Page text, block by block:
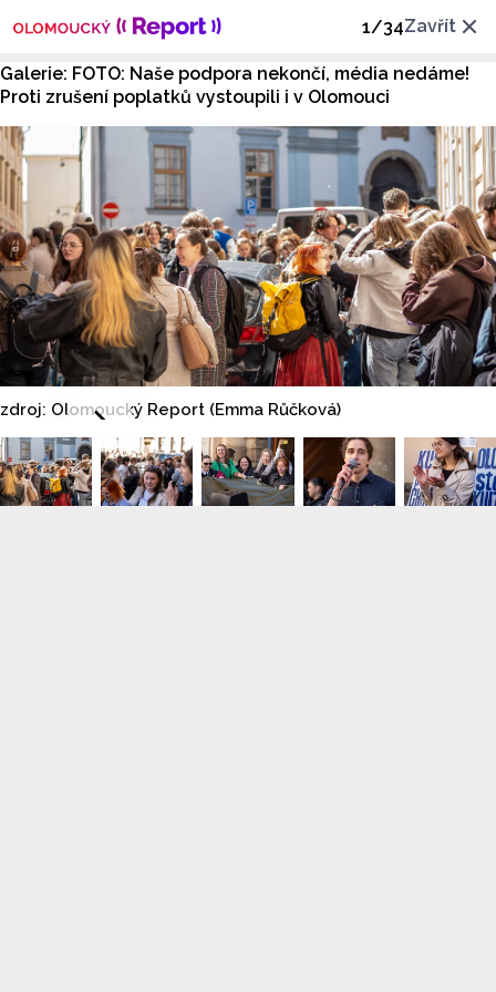
1/34Zavřít
Galerie: FOTO: Naše podpora nekončí, média nedáme!
Proti zrušení poplatků vystoupili i v Olomouci
zdroj: Olomoucký Report (Emma Růčková)